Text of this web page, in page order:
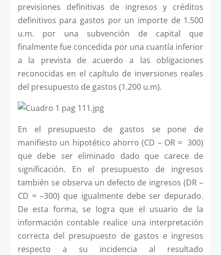
previsiones definitivas de ingresos y créditos
definitivos para gastos por un importe de 1.500
u.m. por una subvención de capital que
finalmente fue concedida por una cuantía inferior
a la prevista de acuerdo a las obligaciones
reconocidas en el capítulo de inversiones reales
del presupuesto de gastos (1.200 u.m).
En el presupuesto de gastos se pone de
manifiesto un hipotético ahorro (CD – OR = 300)
que debe ser eliminado dado que carece de
significación. En el presupuesto de ingresos
también se observa un defecto de ingresos (DR –
CD = –300) que igualmente debe ser depurado.
De esta forma, se logra que el usuario de la
información contable realice una interpretación
correcta del presupuesto de gastos e ingresos
respecto a su incidencia al resultado